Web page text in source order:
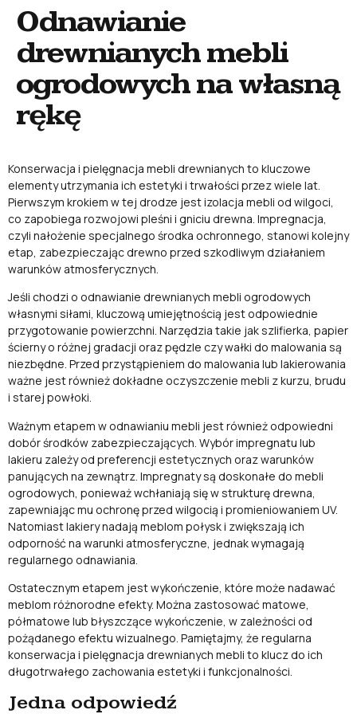
Odnawianie
drewnianych mebli
ogrodowych na własną
rękę
Konserwacja i pielęgnacja mebli drewnianych to kluczowe
elementy utrzymania ich estetyki i trwałości przez wiele lat.
Pierwszym krokiem w tej drodze jest izolacja mebli od wilgoci,
co zapobiega rozwojowi pleśni i gniciu drewna. Impregnacja,
czyli nałożenie specjalnego środka ochronnego, stanowi kolejny
etap, zabezpieczając drewno przed szkodliwym działaniem
warunków atmosferycznych.
Jeśli chodzi o odnawianie drewnianych mebli ogrodowych
własnymi siłami, kluczową umiejętnością jest odpowiednie
przygotowanie powierzchni. Narzędzia takie jak szlifierka, papier
ścierny o różnej gradacji oraz pędzle czy wałki do malowania są
niezbędne. Przed przystąpieniem do malowania lub lakierowania
ważne jest również dokładne oczyszczenie mebli z kurzu, brudu
i starej powłoki.
Ważnym etapem w odnawianiu mebli jest również odpowiedni
dobór środków zabezpieczających. Wybór impregnatu lub
lakieru zależy od preferencji estetycznych oraz warunków
panujących na zewnątrz. Impregnaty są doskonałe do mebli
ogrodowych, ponieważ wchłaniają się w strukturę drewna,
zapewniając mu ochronę przed wilgocią i promieniowaniem UV.
Natomiast lakiery nadają meblom połysk i zwiększają ich
odporność na warunki atmosferyczne, jednak wymagają
regularnego odnawiania.
Ostatecznym etapem jest wykończenie, które może nadawać
meblom różnorodne efekty. Można zastosować matowe,
półmatowe lub błyszczące wykończenie, w zależności od
pożądanego efektu wizualnego. Pamiętajmy, że regularna
konserwacja i pielęgnacja drewnianych mebli to klucz do ich
długotrwałego zachowania estetyki i funkcjonalności.
Jedna odpowiedź